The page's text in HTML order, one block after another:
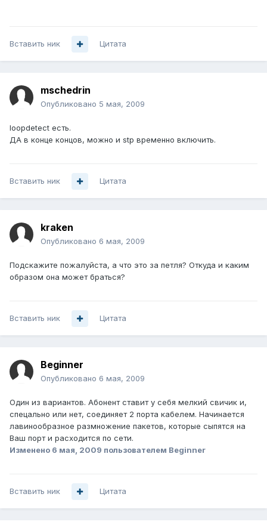
Вставить ник Цитата
mschedrin
Опубликовано 5 мая, 2009
loopdetect есть.
ДА в конце концов, можно и stp временно включить.
Вставить ник Цитата
kraken
Опубликовано 6 мая, 2009
Подскажите пожалуйста, а что это за петля? Откуда и каким
образом она может браться?
Вставить ник Цитата
Beginner
Опубликовано 6 мая, 2009
Один из вариантов. Абонент ставит у себя мелкий свичик и,
спецально или нет, соединяет 2 порта кабелем. Начинается
лавинообразное размножение пакетов, которые сыпятся на
Ваш порт и расходится по сети.
Изменено 6 мая, 2009 пользователем Beginner
Вставить ник Цитата